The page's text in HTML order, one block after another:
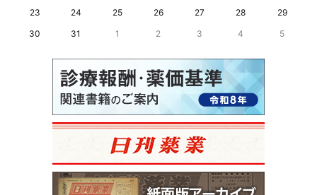
23
24 25 26 27 28
29
30
31 1 2 3 4 5